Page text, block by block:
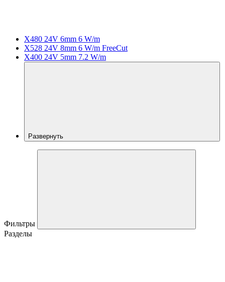
X480 24V 6mm 6 W/m
X528 24V 8mm 6 W/m FreeCut
X400 24V 5mm 7.2 W/m
Развернуть
Фильтры
Разделы